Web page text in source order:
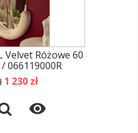
Velvet Różowe 60
/ 066119000R
Cena
1 230 zł
